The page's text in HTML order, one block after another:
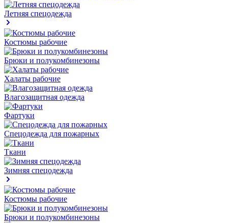
Летняя спецодежда
Костюмы рабочие
Брюки и полукомбинезоны
Халаты рабочие
Влагозащитная одежда
Фартуки
Спецодежда для пожарных
Ткани
Зимняя спецодежда
Костюмы рабочие
Брюки и полукомбинезоны